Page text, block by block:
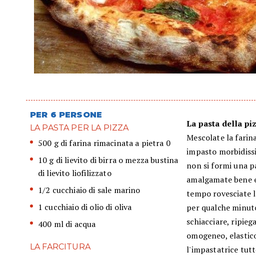
PER 6 PERSONE
LA PASTA PER LA PIZZA
500 g di farina rimacinata a pietra 0
10 g di lievito di birra o mezza bustina
di lievito liofilizzato
1/2 cucchiaio di sale marino
1 cucchiaio di olio di oliva
400 ml di acqua
LA FARCITURA
La pasta della
Mescolate la
impasto
non si formi una
amalgamate
tempo rovesciate
per qualche
schiacciare,
omogeneo,
l'impastatrice